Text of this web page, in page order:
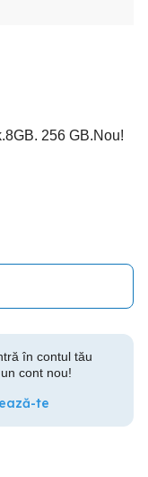
256 GB.Nou!
în contul tău
cont nou!
te